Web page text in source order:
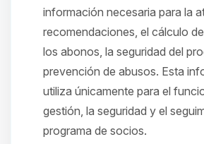
información necesaria para la
recomendaciones, el cálculo
los abonos, la seguridad del
prevención de abusos. Esta
utiliza únicamente para el
gestión, la seguridad y el
programa de socios.